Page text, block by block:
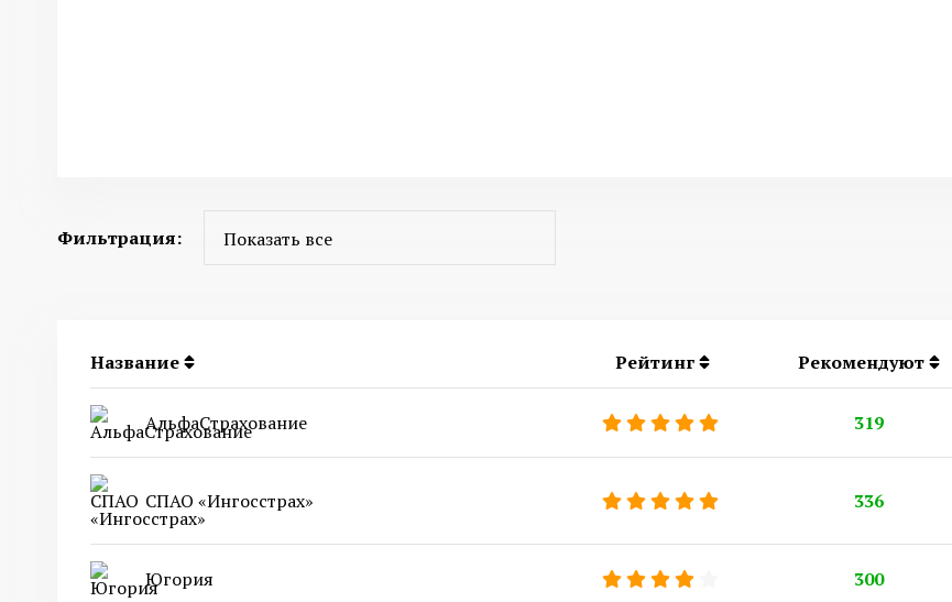
Фильтрация:
Название Рейтинг Рекомендуют
АльфаСтрахование 319
СПАО «Ингосстрах» 336
Югория 300